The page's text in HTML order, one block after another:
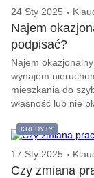
24 Sty 2025
Najem
podpisać?
Najem
wynajem
mieszkania do
własność lub nie
KREDYTY
17 Sty 2025
Czy zmiana